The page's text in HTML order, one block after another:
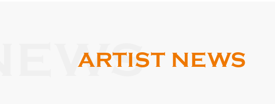
ARTIST NEWS
NEWS